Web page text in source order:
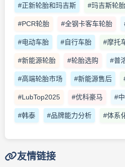
#正新轮胎和玛吉斯 #玛吉斯轮胎
#PCR轮胎 #全钢卡客车轮胎
#电动车胎 #自行车胎 #摩托
#新能源轮胎 #轮胎选购 #普
#高端轮胎市场 #新能源售后
#LubTop2025 #优科豪马 #
#韩泰 #品牌能力分析 #体系
友情链接